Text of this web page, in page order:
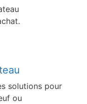
solutions pour
ou